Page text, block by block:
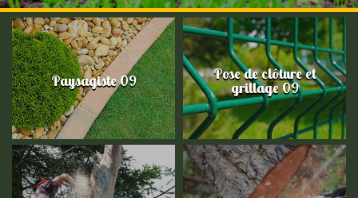
Paysagiste 09 Pose de clôture et
grillage 09